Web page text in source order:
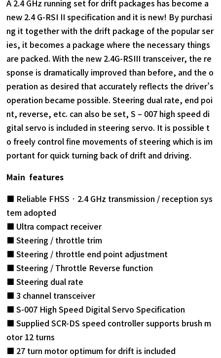
A 2.4 GHz running set for drift packages has become a
new 2.4 G-RSI II specification and it is new! By purchasi
ng it together with the drift package of the popular ser
ies, it becomes a package where the necessary things
are packed. With the new 2.4G-RSIII transceiver, the re
sponse is dramatically improved than before, and the o
peration as desired that accurately reflects the driver’s
operation became possible. Steering dual rate, end poi
nt, reverse, etc. can also be set, S – 007 high speed di
gital servo is included in steering servo. It is possible t
o freely control fine movements of steering which is im
portant for quick turning back of drift and driving.
Main features
■ Reliable FHSS · 2.4 GHz transmission / reception sys
tem adopted
■ Ultra compact receiver
■ Steering / throttle trim
■ Steering / throttle end point adjustment
■ Steering / Throttle Reverse function
■ Steering dual rate
■ 3 channel transceiver
■ S-007 High Speed ​​Digital Servo Specification
■ Supplied SCR-DS speed controller supports brush m
otor 12 turns
■ 27 turn motor optimum for drift is included